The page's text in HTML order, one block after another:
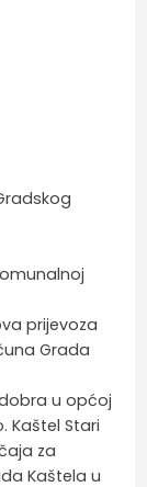
prijevoza
Grada
u općoj
Kaštel Stari
za
Kaštela u